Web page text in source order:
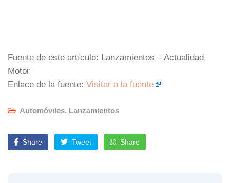
Fuente de este artículo: Lanzamientos – Actualidad
Motor
Enlace de la fuente: Visitar a la fuente
Automóviles, Lanzamientos
Share Tweet Share